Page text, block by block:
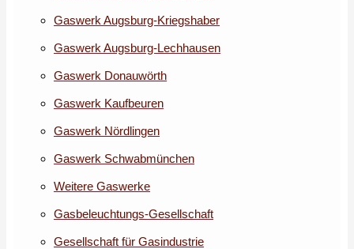
Gaswerk Augsburg-Kriegshaber
Gaswerk Augsburg-Lechhausen
Gaswerk Donauwörth
Gaswerk Kaufbeuren
Gaswerk Nördlingen
Gaswerk Schwabmünchen
Weitere Gaswerke
Gasbeleuchtungs-Gesellschaft
Gesellschaft für Gasindustrie